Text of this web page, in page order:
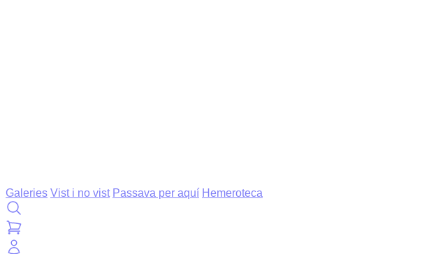
Galeries Vist i no vist Passava per aquí Hemeroteca